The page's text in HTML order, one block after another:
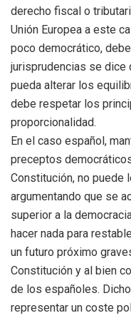
derecho fiscal o
Unión Europea a este
poco democrático,
jurisprudencias se dice
pueda alterar los
debe respetar los
proporcionalidad.
En el caso español,
preceptos
Constitución, no puede
argumentando que se
superior a la
hacer nada para
un futuro próximo
Constitución y al bien
de los españoles.
representar un coste